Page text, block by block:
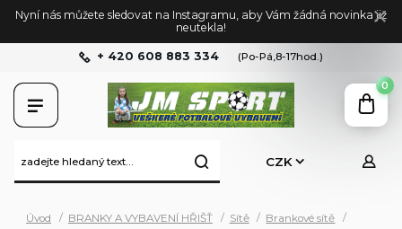
Nyní nás můžete sledovat na Instagramu, aby Vám žádná novinka již
neutekla!
CZK
+ 420 608 883 334 (Po-Pá,8-17hod.)
0
Úvod BRANKY A VYBAVENÍ HŘIŠŤ Sítě
Brankové sítě